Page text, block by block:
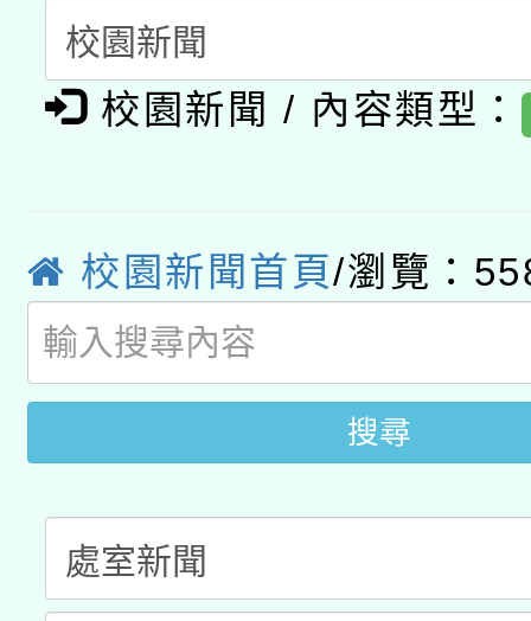
國立臺灣師範大學辦理
年度健康促進學校輔導
函轉國家教育研究院中
原住民族教育政策研討
轉知教育部國民及學前
方素養工作坊新北場」
函轉國立臺灣師範大學
「族語學習班」招生簡
文教學共融平台-教案
件」活動簡章
教育部國民及學前教育
年度COVID-19疫苗接
接種對象擴大為「滿6
接種之民眾」措施，延
月28日止
校園新聞 / 內容類型：
校園新聞首頁/瀏覽：
搜尋